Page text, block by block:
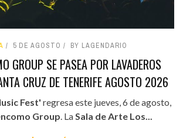
5 DE AGOSTO BY LAGENDARIO
GROUP SE PASEA POR LAVADEROS
CRUZ DE TENERIFE AGOSTO 2026
Fest' regresa este jueves, 6 de agosto,
Group. LaSala de Arte Los...